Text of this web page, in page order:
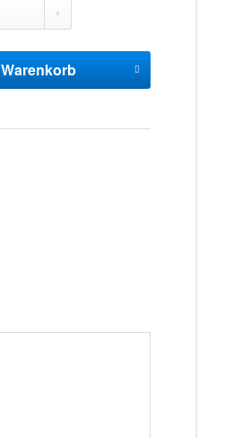
Warenkorb